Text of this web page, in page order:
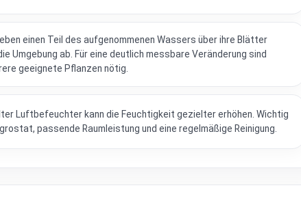
einen Teil des aufgenommenen Wassers über ihre Blätter
Umgebung ab. Für eine deutlich messbare Veränderung sind
geeignete Pflanzen nötig.
Luftbefeuchter kann die Feuchtigkeit gezielter erhöhen. Wichtig
passende Raumleistung und eine regelmäßige Reinigung.